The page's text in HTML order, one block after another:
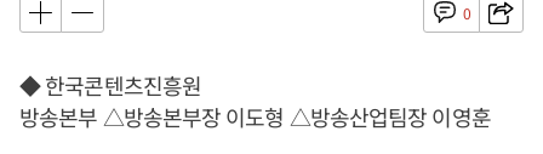
0
◆ 한국콘텐츠진흥원
방송본부 △방송본부장 이도형 △방송산업팀장 이영훈